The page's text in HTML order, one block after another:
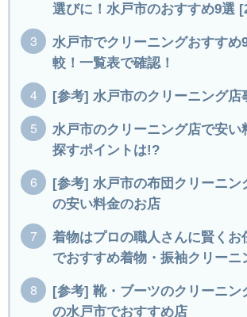
選びに！水戸市のおすすめ9選
水戸市でクリーニングおすすめ
較！一覧表で確認！
[参考] 水戸市のクリーニング店
水戸市のクリーニング店で安い
探すポイントは!?
[参考] 水戸市の布団クリーニン
の安い料金のお店
着物はプロの職人さんに賢くお
でおすすめ着物・振袖クリーニ
[参考] 靴・ブーツのクリーニン
の水戸市でおすすめ店